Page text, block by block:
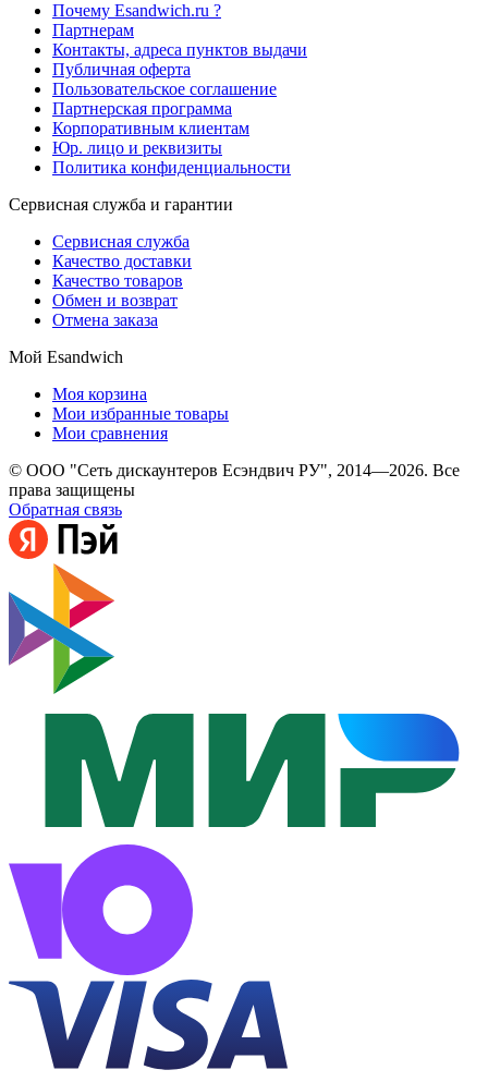
Почему Esandwich.ru ?
Партнерам
Контакты, адреса пунктов выдачи
Публичная оферта
Пользовательское соглашение
Партнерская программа
Корпоративным клиентам
Юр. лицо и реквизиты
Политика конфиденциальности
Сервисная служба и гарантии
Сервисная служба
Качество доставки
Качество товаров
Обмен и возврат
Отмена заказа
Мой Esandwich
Моя корзина
Мои избранные товары
Мои сравнения
© ООО "Сеть дискаунтеров Есэндвич РУ", 2014—2026. Все
права защищены
Обратная связь